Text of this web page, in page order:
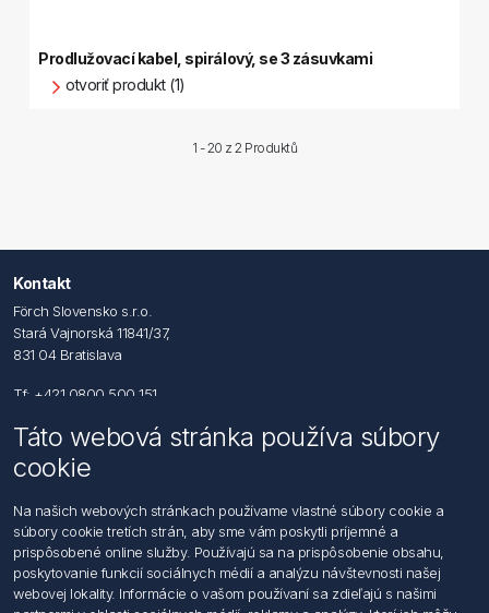
Prodlužovací kabel, spirálový, se 3 zásuvkami
otvoriť produkt (1)
1 - 20 z2 Produktů
Kontakt
Förch Slovensko s.r.o.
Stará Vajnorská 11841/37,
831 04 Bratislava
Tf: +421 0800 500 151
Email: office@foerch.sk
Kontaktujte nás
Informácie
Imprint
Vyhlásenie k ochrane údajov
Všeobecné dodacie a obchodné podmienky
Táto webová stránka používa súbory
cookie
Na našich webových stránkach používame vlastné súbory cookie a
súbory cookie tretích strán, aby sme vám poskytli príjemné a
prispôsobené online služby. Používajú sa na prispôsobenie obsahu,
poskytovanie funkcií sociálnych médií a analýzu návštevnosti našej
webovej lokality. Informácie o vašom používaní sa zdieľajú s našimi